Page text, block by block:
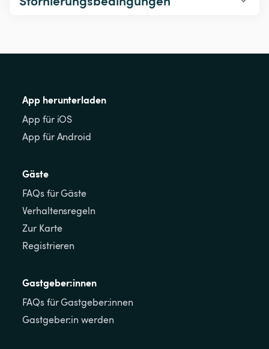
App herunterladen
App für iOS
App für Android
Gäste
FAQs für Gäste
Verhaltensregeln
Zur Karte
Registrieren
Gastgeber:innen
FAQs für Gastgeber:innen
Gastgeber:in werden